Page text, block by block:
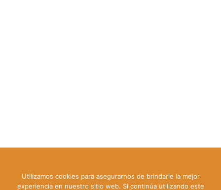
Todo sobre Mundo de Perros| Todos los derechos reservados
(2026) |Avisolegal |contacto|Politicas de Privacidad|Politicas de
Utilizamos cookies para asegurarnos de brindarle la mejor
experiencia en nuestro sitio web. Si continúa utilizando este